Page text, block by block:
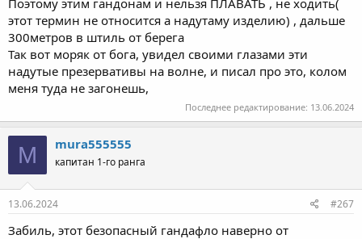
этот термин не относится а надутаму изделию) , дальше
300метров в штиль от берега
Так вот моряк от бога, увидел своими глазами эти
надутые презервативы на волне, и писал про это, колом
меня туда не загонешь,
Последнее редактирование: 13.06.2024
M mura555555
капитан 1-го ранга
13.06.2024 #267
Забиль, этот безопасный гандафло наверно от